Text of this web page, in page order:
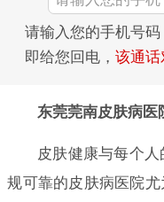
请输入您的手机号
即给您回电， 该通
东莞莞南皮肤病医
皮肤健康与每个
规可靠的皮肤病医院